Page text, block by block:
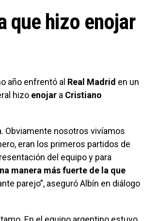
que hizo enojar
año enfrentó al Real Madrid en un
hizo enojar a Cristiano
Obviamente nosotros vivíamos
eran los primeros partidos de
del equipo y para
manera más fuerte de la que
parejo”, aseguró Albín en diálogo